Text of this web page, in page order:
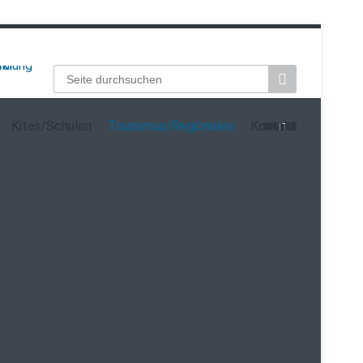
Suchbegriffe
Tourismus/Regionales Kontakt